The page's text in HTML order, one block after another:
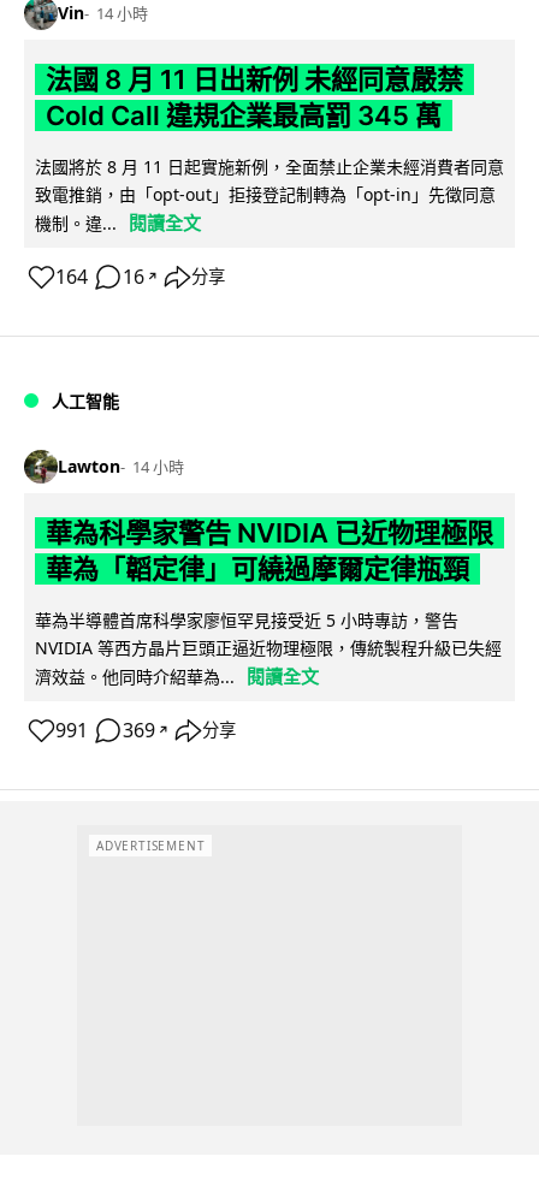
Vin 14 小時
法國 8 月 11 日出新例 未經同意嚴禁
Cold Call 違規企業最高罰 345 萬
法國將於 8 月 11 日起實施新例，全面禁止企業未經消費者同意
致電推銷，由「opt-out」拒接登記制轉為「opt-in」先徵同意
機制。違...
閱讀全文
164 16 ↗ 分享
人工智能
Lawton 14 小時
華為科學家警告 NVIDIA 已近物理極限
華為「韜定律」可繞過摩爾定律瓶頸
華為半導體首席科學家廖恒罕見接受近 5 小時專訪，警告
NVIDIA 等西方晶片巨頭正逼近物理極限，傳統製程升級已失經
濟效益。他同時介紹華為...
閱讀全文
991 369 ↗ 分享
ADVERTISEMENT